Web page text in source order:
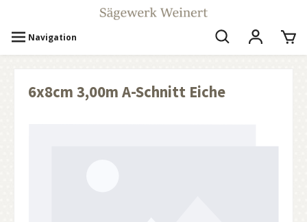
Navigation
6x8cm 3,00m A-Schnitt Eiche